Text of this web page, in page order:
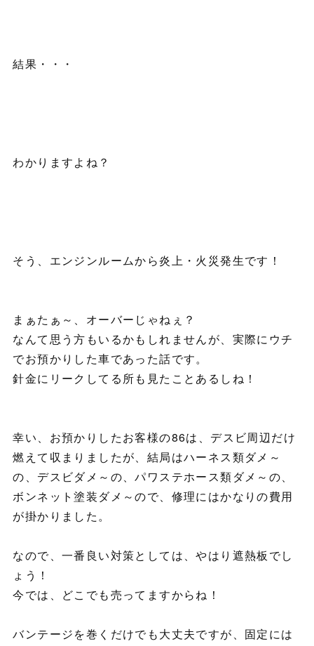
結果・・・
わかりますよね？
そう、エンジンルームから炎上・火災発生です！
まぁたぁ～、オーバーじゃねぇ？
なんて思う方もいるかもしれませんが、実際にウチ
でお預かりした車であった話です。
針金にリークしてる所も見たことあるしね！
幸い、お預かりしたお客様の86は、デスビ周辺だけ
燃えて収まりましたが、結局はハーネス類ダメ～
の、デスビダメ～の、パワステホース類ダメ～の、
ボンネット塗装ダメ～ので、修理にはかなりの費用
が掛かりました。
なので、一番良い対策としては、やはり遮熱板でし
ょう！
今では、どこでも売ってますからね！
バンテージを巻くだけでも大丈夫ですが、固定には